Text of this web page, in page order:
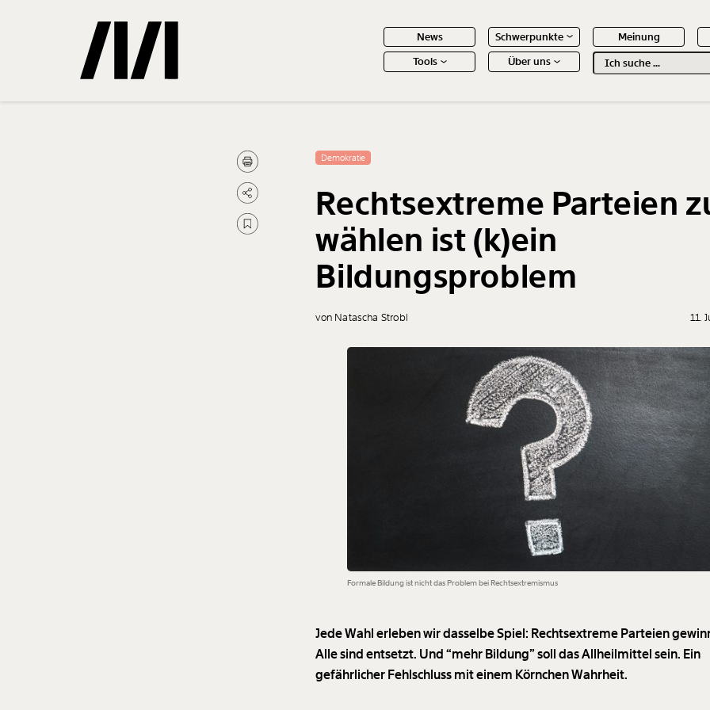
News Schwerpunkte
Meinung
Tools
Über uns
Gemerkte Inhalte
Treffer
Demokratie
Rechtsextreme Parteien
wählen ist (k)ein
Bildungsproblem
von Natascha Strobl 11.
Formale Bildung ist nicht das Problem bei Rechtsextremismus
Jede Wahl erleben wir dasselbe Spiel: Rechtsextreme Parteien
Alle sind entsetzt. Und “mehr Bildung” soll das Allheilmittel sein. Ein
gefährlicher Fehlschluss mit einem Körnchen Wahrheit.